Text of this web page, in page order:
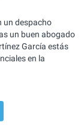
un despacho
un buen abogado
García estás
en la